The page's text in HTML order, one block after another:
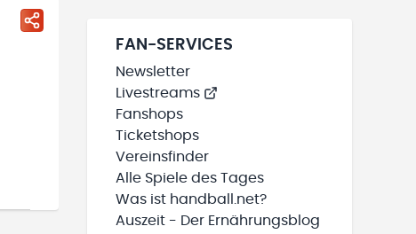
FAN-SERVICES
Newsletter
Livestreams
Fanshops
Ticketshops
Vereinsfinder
Alle Spiele des Tages
Was ist handball.net?
Auszeit - Der Ernährungsblog